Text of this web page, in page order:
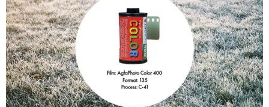
olika vinklar, oavsett om du vill ta en låg bild eller en selfie. Skärmen
reagerar snabbt och gör det enkelt att navigera i menyn eller justera
inställningarna. Det är en fantastisk funktion som verkligen gör det
roligt att ta bilder! I och med att den går att vända helt så fungerar
den också bra att ta selfies med.